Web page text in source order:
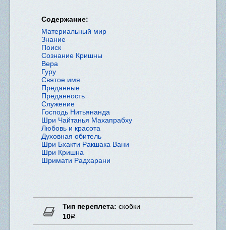
Содержание:
Материальный мир
Знание
Поиск
Сознание Кришны
Вера
Гуру
Святое имя
Преданные
Преданность
Служение
Господь Нитьянанда
Шри Чайтанья Махапрабху
Любовь и красота
Духовная обитель
Шри Бхакти Ракшака Вани
Шри Кришна
Шримати Радхарани
Тип переплета: скобки
10Р